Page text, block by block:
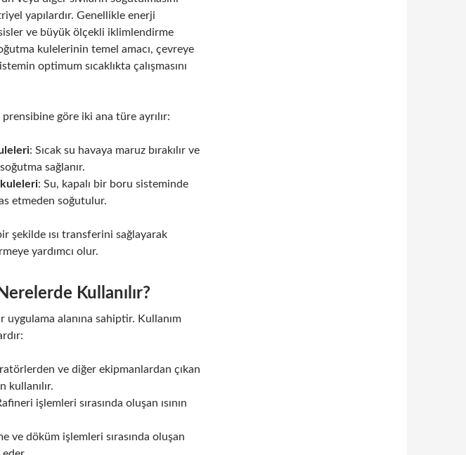
yapılardır. Genellikle enerji
ve büyük ölçekli iklimlendirme
kulelerinin temel amacı, çevreye
optimum sıcaklıkta çalışmasını
göre iki ana türe ayrılır:
: Sıcak su havaya maruz bırakılır ve
sağlanır.
kuleleri: Su, kapalı bir boru sisteminde
etmeden soğutulur.
şekilde ısı transferini sağlayarak
yardımcı olur.
Kullanılır?
uygulama alanına sahiptir. Kullanım
ve diğer ekipmanlardan çıkan
kullanılır.
işlemleri sırasında oluşan ısının
ve döküm işlemleri sırasında oluşan